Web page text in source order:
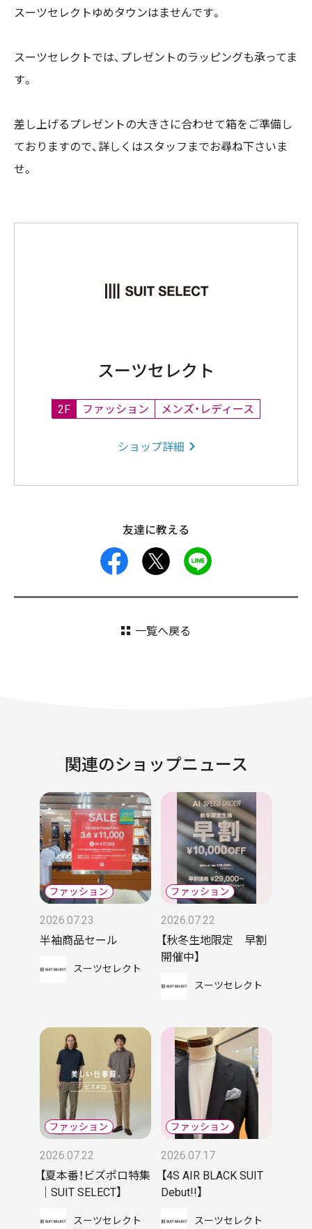
スーツセレクトゆめタウンはませんです。
スーツセレクトでは、プレゼントのラッピングも承ってま
す。
差し上げるプレゼントの大きさに合わせて箱をご準備し
ておりますので、詳しくはスタッフまでお尋ね下さいま
せ。
スーツセレクト
2F ファッション メンズ・レディース
ショップ詳細
友達に教える
facebook
一覧へ戻る
関連のショップニュース
2026.07.23
半袖商品セール
スーツセレクト
2026.07.22
【秋冬生地限定 早割
開催中】
スーツセレクト
2026.07.22
【夏本番！ビズポロ特集
｜SUIT SELECT】
スーツセレクト
2026.07.17
【4S AIR BLACK SUIT
Debut!!】
スーツセレクト